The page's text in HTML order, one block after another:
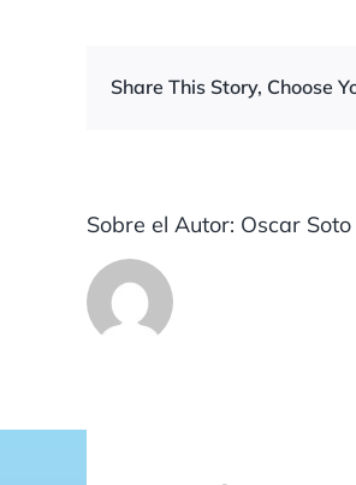
Share This Story, Choose
Sobre el Autor: Oscar Soto